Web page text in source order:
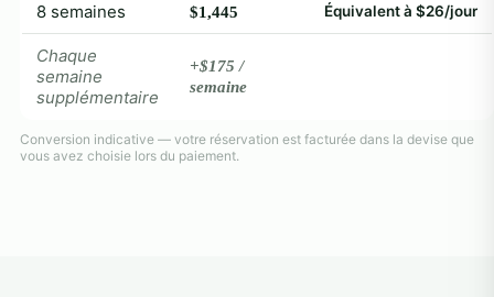
8 semaines $1,445 Équivalent à $26/jour
Chaque
semaine
supplémentaire
+$175 /
semaine
Conversion indicative — votre réservation est facturée dans la devise que
vous avez choisie lors du paiement.